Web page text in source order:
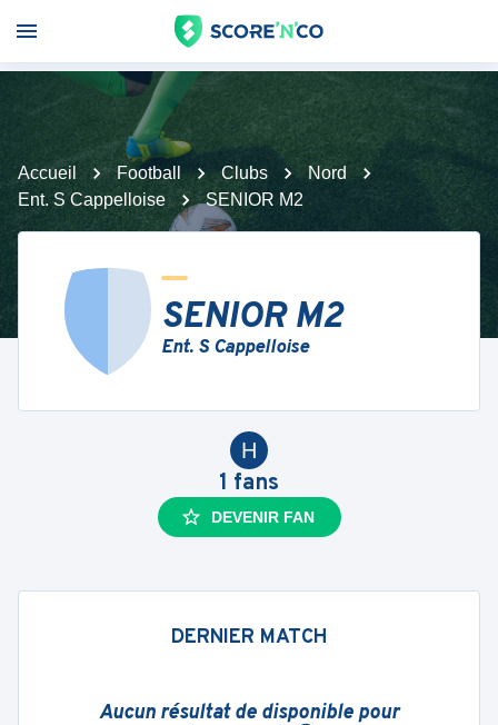
Accueil Football Clubs
Nord
Ent. S Cappelloise
SENIOR M2
SENIOR M2
Ent. S Cappelloise
H
1 fans
DEVENIR FAN
DERNIER MATCH
Aucun résultat de disponible pour